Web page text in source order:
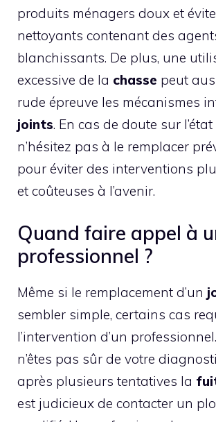
produits ménagers doux et
nettoyants contenant des
blanchissants. De plus, une
excessive de la chasse peut
rude épreuve les mécanismes
joints. En cas de doute sur l’état
n’hésitez pas à le remplacer
pour éviter des interventions
et coûteuses à l’avenir.
Quand faire appel à
professionnel ?
Même si le remplacement d’un
sembler simple, certains cas
l’intervention d’un
n’êtes pas sûr de votre
après plusieurs tentatives la
est judicieux de contacter un